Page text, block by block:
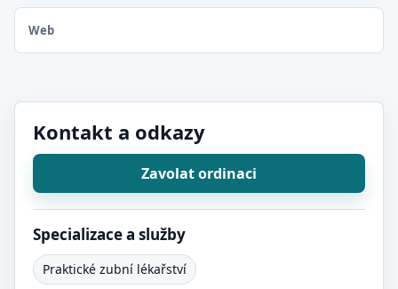
Web
Kontakt a odkazy
Zavolat ordinaci
Specializace a služby
Praktické zubní lékařství